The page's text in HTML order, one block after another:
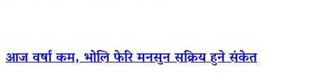
आज वर्षा कम, भोलि फेरि मनसुन सक्रिय हुने संकेत